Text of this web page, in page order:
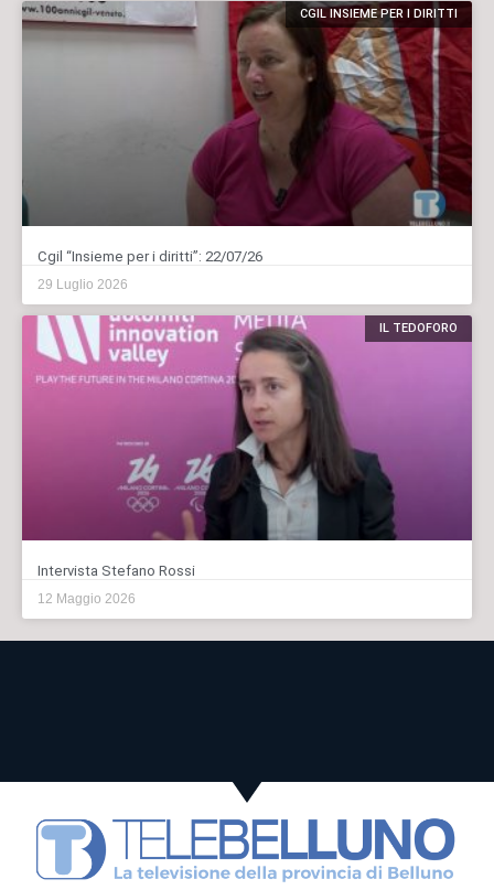
CGIL INSIEME PER I DIRITTI
Cgil “Insieme per i diritti”: 22/07/26
29 Luglio 2026
IL TEDOFORO
Intervista Stefano Rossi
12 Maggio 2026